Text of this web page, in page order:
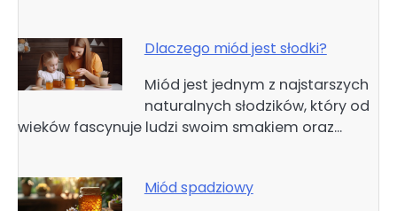
Dlaczego miód jest słodki?
Miód jest jednym z najstarszych
naturalnych słodzików, który od
wieków fascynuje ludzi swoim smakiem oraz…
Miód spadziowy